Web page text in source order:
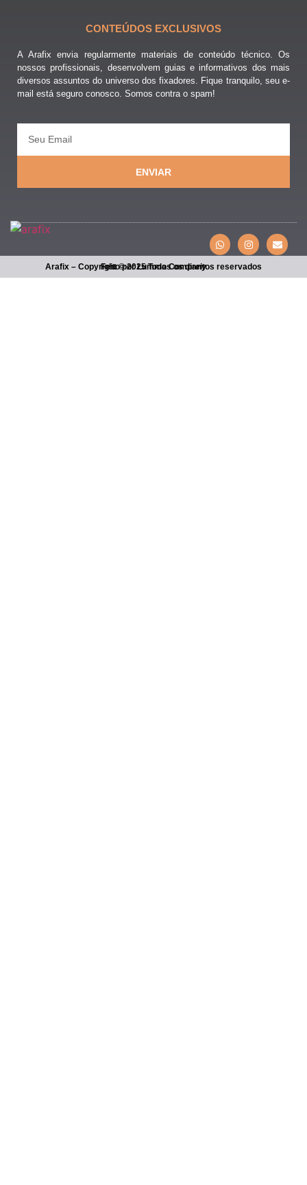
CONTEÚDOS EXCLUSIVOS
A Arafix envia regularmente materiais de conteúdo técnico. Os
nossos profissionais, desenvolvem guias e informativos dos mais
diversos assuntos do universo dos fixadores. Fique tranquilo, seu e-
mail está seguro conosco. Somos contra o spam!
ENVIAR
Arafix – Copyright © 2025 Todos os direitos reservados
Feito por Lumma Company